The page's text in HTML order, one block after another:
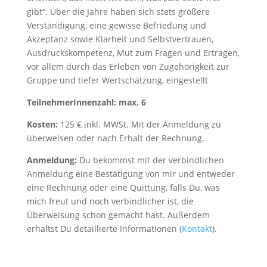
gibt“. Über die Jahre haben sich stets größere
Verständigung, eine gewisse Befriedung und
Akzeptanz sowie Klarheit und Selbstvertrauen,
Ausdruckskompetenz, Mut zum Fragen und Ertragen,
vor allem durch das Erleben von Zugehörigkeit zur
Gruppe und tiefer Wertschätzung, eingestellt
TeilnehmerInnenzahl: max. 6
Kosten: 125 € inkl. MWSt. Mit der Anmeldung zu
überweisen oder nach Erhalt der Rechnung.
Anmeldung: Du bekommst mit der verbindlichen
Anmeldung eine Bestätigung von mir und entweder
eine Rechnung oder eine Quittung, falls Du, was
mich freut und noch verbindlicher ist, die
Überweisung schon gemacht hast. Außerdem
erhältst Du detaillierte Informationen (Kontakt).